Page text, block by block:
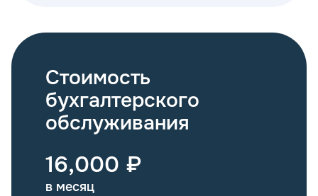
Стоимость
бухгалтерского
обслуживания
16,000 ₽
в месяц